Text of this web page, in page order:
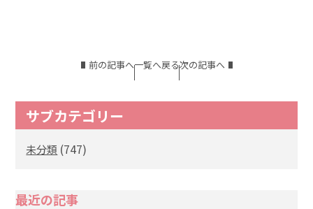
前の記事へ一覧へ戻る次の記事へ
サブカテゴリー
未分類 (747)
最近の記事